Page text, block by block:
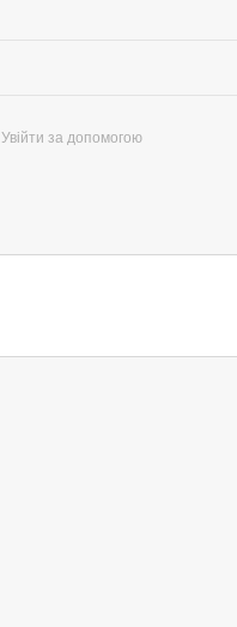
Увійти за допомогою